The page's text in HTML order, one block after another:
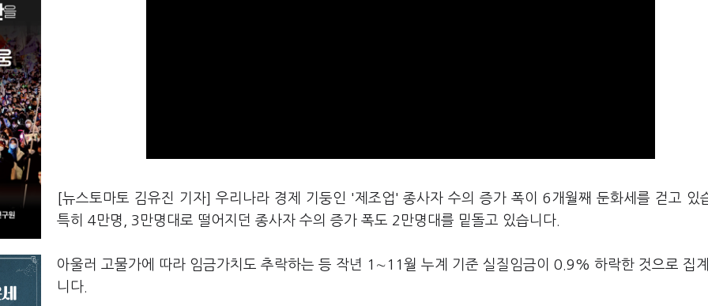
[뉴스토마토 김유진 기자] 우리나라 경제 기둥인 '제조업' 종사자 수의 증가 폭이 6개월째 둔화세를 걷고 있
특히 4만명, 3만명대로 떨어지던 종사자 수의 증가 폭도 2만명대를 밑돌고 있습니다.
아울러 고물가에 따라 임금가치도 추락하는 등 작년 1∼11월 누계 기준 실질임금이 0.9% 하락한 것으로 집
니다.